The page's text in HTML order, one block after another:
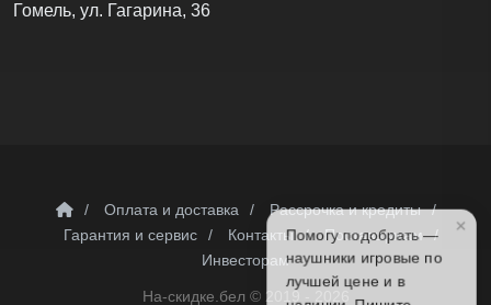
Гомель, ул. Гагарина, 36
/ Оплата и доставка / Рассрочка и кредиты
/
Гарантия и сервис
/ Контакты / Поставщикам
/
Инвесторам
На-скидке.бел ©2019 - 2026
Помогу подобрать —
наушники игровые по
лучшей цене и в
×